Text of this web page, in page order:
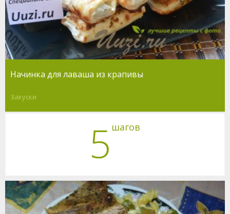
Начинка для лаваша из крапивы
Закуски
5 шагов